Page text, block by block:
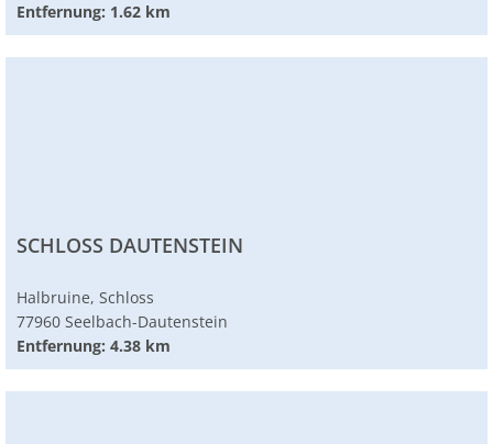
Entfernung: 1.62 km
SCHLOSS DAUTENSTEIN
Halbruine, Schloss
77960 Seelbach-Dautenstein
Entfernung: 4.38 km